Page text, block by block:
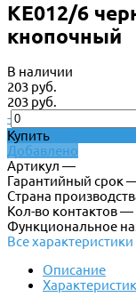
КЕ012/6
кнопочный
В наличии
203 руб.
203 руб.
-
Купить
Добавлено
Артикул —
Гарантийный срок
Страна
Кол-во контактов
Функциональное
Все характеристики
Описание